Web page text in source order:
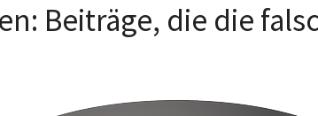
Beiträge, die die